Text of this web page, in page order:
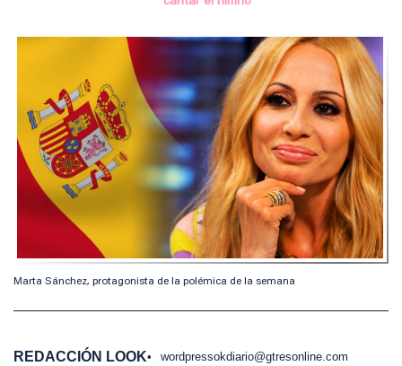
Marta Sánchez, protagonista de la polémica de la semana
REDACCIÓN LOOK wordpressokdiario@gtresonline.com